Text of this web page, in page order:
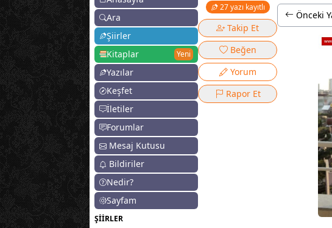
Ara
Şiirler
Kitaplar
Yeni
Yazılar
Keşfet
İletiler
Forumlar
Mesaj Kutusu
Bildiriler
Nedir?
Sayfam
ŞİİRLER
27 yazı kayıtlı
Takip Et
Beğen
Yorum
Rapor Et
Önceki